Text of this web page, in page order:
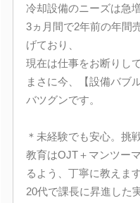
冷却設備のニーズは急増
3ヵ月間で2年前の年間
げており、
現在は仕事をお断りし
まさに今、【設備バブ
バツグンです。
＊未経験でも安心。挑
教育はOJT＋マンツー
るよう、丁寧に教えます
20代で課長に昇進した